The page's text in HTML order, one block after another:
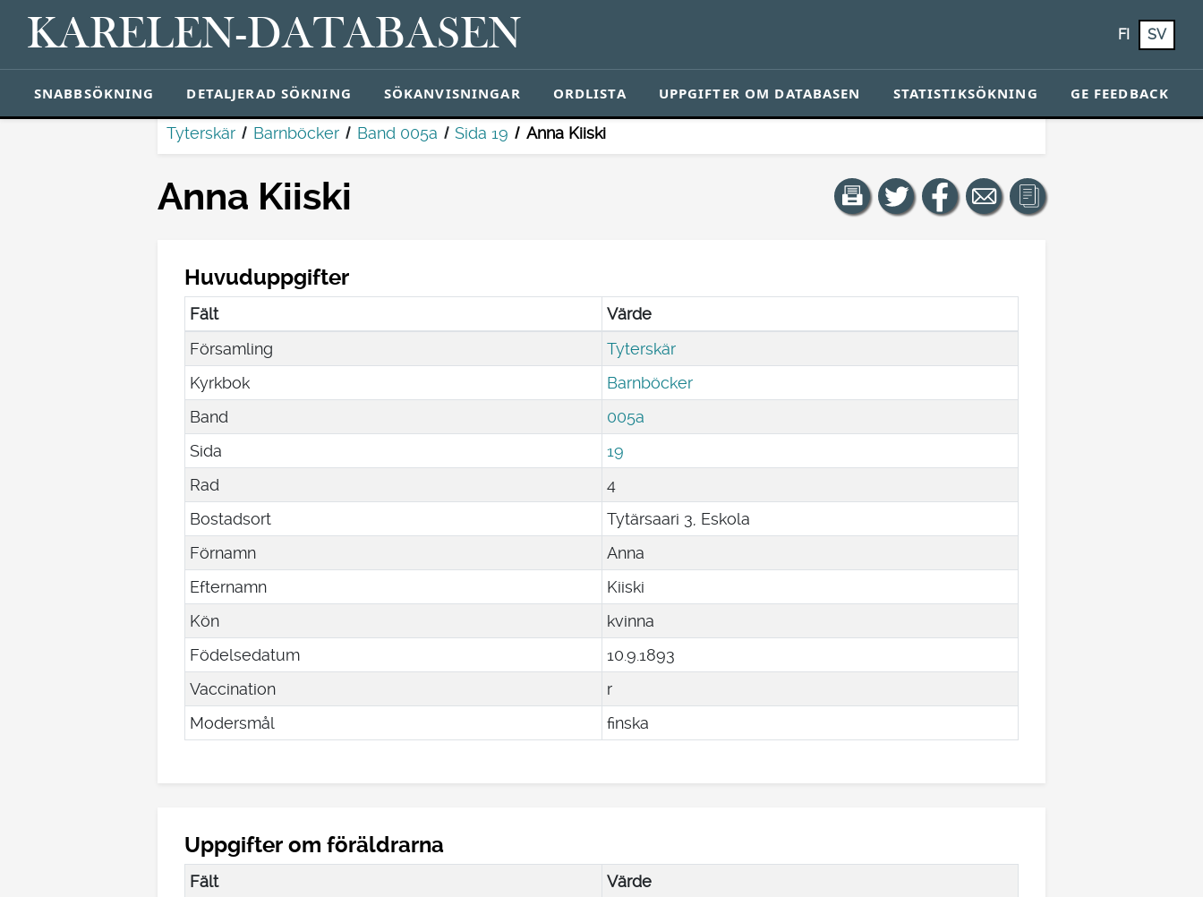
KARELEN-DATABASEN FI SV
SNABBSÖKNING DETALJERAD SÖKNING SÖKANVISNINGAR ORDLISTA UPPGIFTER OM DATABASEN STATISTIKSÖKNING GE FEEDBACK
Tyterskär Barnböcker Band 005a Sida 19 Anna Kiiski
Anna Kiiski
Huvuduppgifter
Fält
Värde
Församling
Tyterskär
Kyrkbok
Barnböcker
Band
005a
Sida
19
Rad
4
Bostadsort
Tytärsaari 3, Eskola
Förnamn
Anna
Efternamn
Kiiski
Kön
kvinna
Födelsedatum
10.9.1893
Vaccination
r
Modersmål
finska
Uppgifter om föräldrarna
Fält
Värde